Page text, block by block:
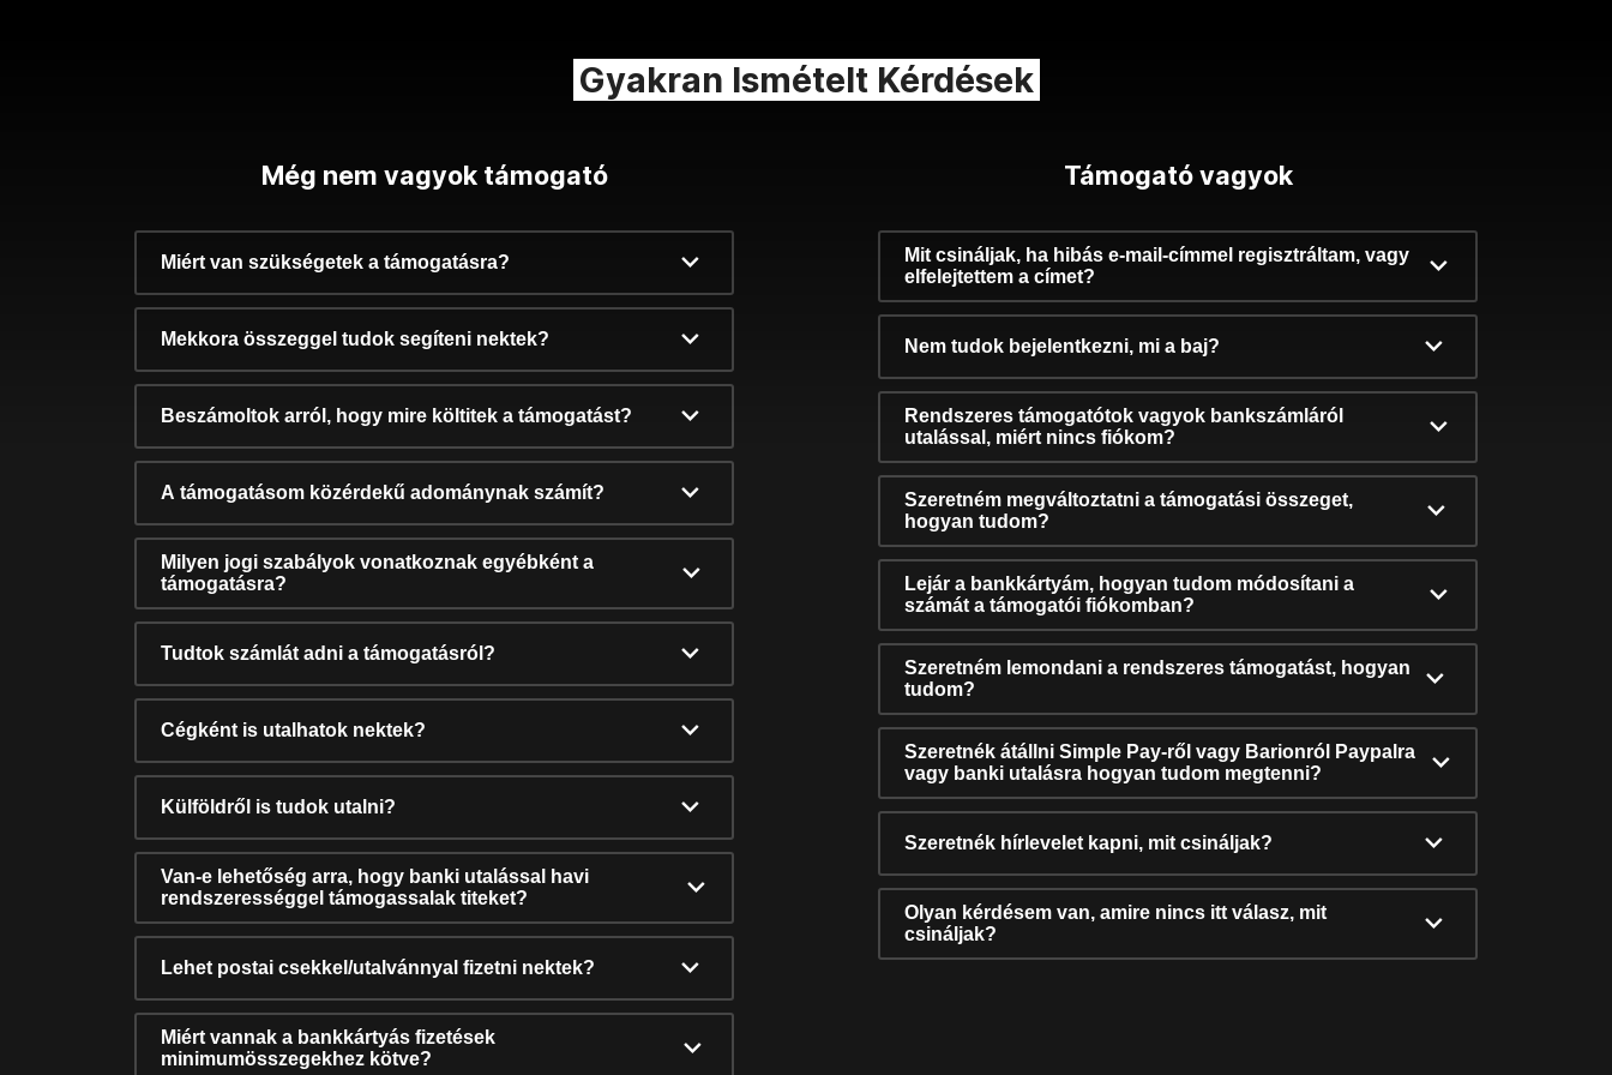
Gyakran Ismételt Kérdések
Még nem vagyok támogató
Miért van szükségetek a támogatásra?
Mekkora összeggel tudok segíteni nektek?
Beszámoltok arról, hogy mire költitek a támogatást?
A támogatásom közérdekű adománynak számít?
Milyen jogi szabályok vonatkoznak egyébként a
támogatásra?
Tudtok számlát adni a támogatásról?
Cégként is utalhatok nektek?
Külföldről is tudok utalni?
Van-e lehetőség arra, hogy banki utalással havi
rendszerességgel támogassalak titeket?
Lehet postai csekkel/utalvánnyal fizetni nektek?
Miért vannak a bankkártyás fizetések
minimumösszegekhez kötve?
Támogató vagyok
Mit csináljak, ha hibás e-mail-címmel regisztráltam, vagy
elfelejtettem a címet?
Nem tudok bejelentkezni, mi a baj?
Rendszeres támogatótok vagyok bankszámláról
utalással, miért nincs fiókom?
Szeretném megváltoztatni a támogatási összeget,
hogyan tudom?
Lejár a bankkártyám, hogyan tudom módosítani a
számát a támogatói fiókomban?
Szeretném lemondani a rendszeres támogatást, hogyan
tudom?
Szeretnék átállni Simple Pay-ről vagy Barionról Paypalra
vagy banki utalásra hogyan tudom megtenni?
Szeretnék hírlevelet kapni, mit csináljak?
Olyan kérdésem van, amire nincs itt válasz, mit
csináljak?